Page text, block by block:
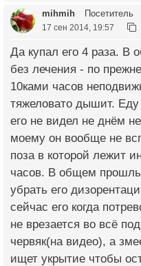
mihmih Посетитель
17 сен 2014, 19:57
Да купал его 4 раза. В
без лечения - по
10ками часов
тяжеловато дышит.
его не видел не днём
моему он вообще не
поза в которой лежит
часов. В общем
убрать его
сейчас его когда
не врезается во всё
червяк(на видео), а
ищет укрытие чтобы